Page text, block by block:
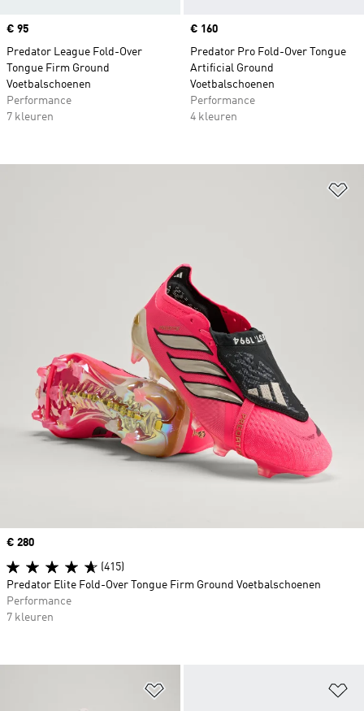
Price
€ 95
Predator League Fold-Over
Tongue Firm Ground
Voetbalschoenen
Performance
7 kleuren
Price
€ 160
Predator Pro Fold-Over Tongue
Artificial Ground
Voetbalschoenen
Performance
4 kleuren
Price
€ 280
(415)
Predator Elite Fold-Over Tongue Firm Ground Voetbalschoenen
Performance
7 kleuren